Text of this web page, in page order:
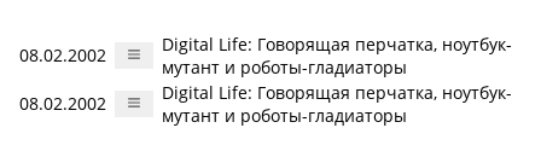
08.02.2002
Digital Life: Говорящая перчатка, ноутбук-
мутант и роботы-гладиаторы
08.02.2002
Digital Life: Говорящая перчатка, ноутбук-
мутант и роботы-гладиаторы